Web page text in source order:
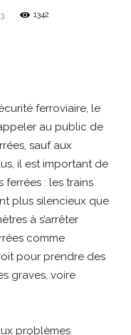
1342
ferroviaire, le
au public de
sauf aux
il est important de
ferrées : les trains
plus silencieux que
à s’arrêter
comme
pour prendre des
graves, voire
problèmes